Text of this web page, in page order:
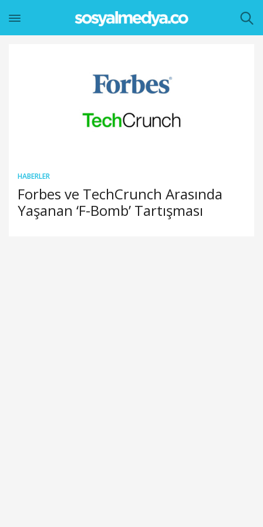
HABERLER
Forbes ve TechCrunch Arasında
Yaşanan ‘F-Bomb’ Tartışması